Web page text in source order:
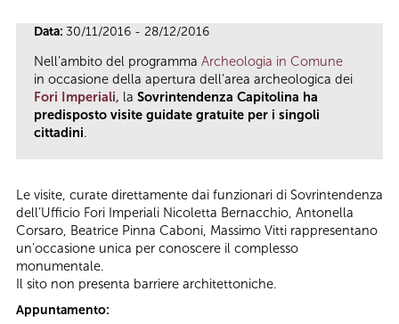
Data: 30/11/2016 - 28/12/2016
Nell’ambito del programma Archeologia in Comune
in occasione della apertura dell’area archeologica dei
Fori Imperiali, la Sovrintendenza Capitolina ha
predisposto visite guidate gratuite per i singoli
cittadini.
Le visite, curate direttamente dai funzionari di Sovrintendenza
dell’Ufficio Fori Imperiali Nicoletta Bernacchio, Antonella
Corsaro, Beatrice Pinna Caboni, Massimo Vitti rappresentano
un’occasione unica per conoscere il complesso
monumentale.
Il sito non presenta barriere architettoniche.
Appuntamento: